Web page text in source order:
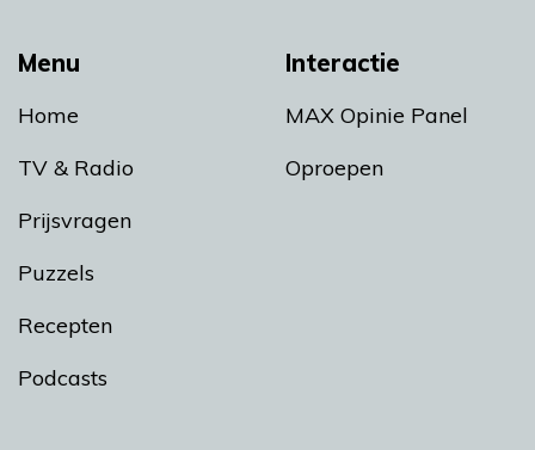
Menu
Home
TV & Radio
Prijsvragen
Puzzels
Recepten
Podcasts
Interactie
MAX Opinie Panel
Oproepen